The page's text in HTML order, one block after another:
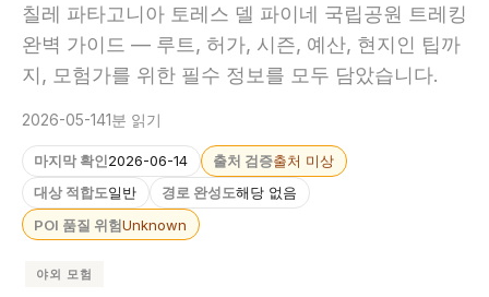
칠레 파타고니아 토레스 델 파이네 국립공원 트레킹
완벽 가이드 — 루트, 허가, 시즌, 예산, 현지인 팁까
지, 모험가를 위한 필수 정보를 모두 담았습니다.
2026-05-141분 읽기
마지막 확인2026-06-14 출처 검증출처 미상
대상 적합도일반 경로 완성도해당 없음
POI 품질 위험Unknown
야외 모험